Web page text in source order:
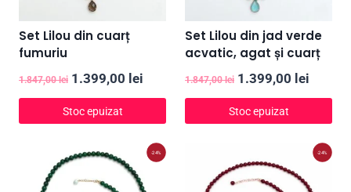
Set Lilou din cuarț
fumuriu
1.847,00lei Prețul
inițial
a
1.847,00 lei.
1.399,00 lei
curent
este:
1.399,00 lei.
Stoc epuizat
Set Lilou din jad verde
acvatic, agat și cuarț
1.847,00lei Prețul
inițial
a
1.847,00 lei.
1.399,00 lei
curent
este:
Stoc epuizat
-24% -24%